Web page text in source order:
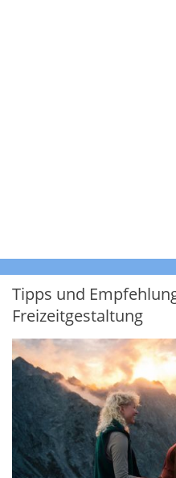
Tipps und
Freizeitgestaltung